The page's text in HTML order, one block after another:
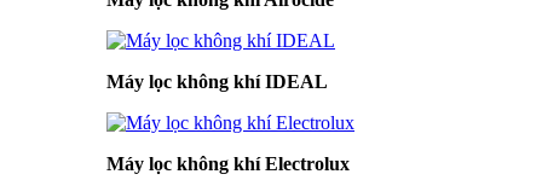
Máy lọc không khí IDEAL
Máy lọc không khí Electrolux